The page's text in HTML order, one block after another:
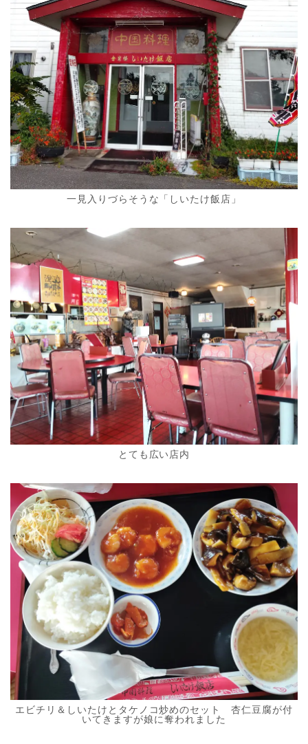
一見入りづらそうな「しいたけ飯店」
とても広い店内
エビチリ＆しいたけとタケノコ炒めのセット 杏仁豆腐が付
いてきますが娘に奪われました